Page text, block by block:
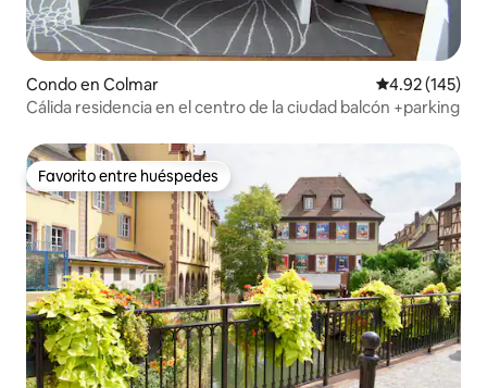
Condo en Colmar Calificación
4.92 (145)
Cálida residencia en el centro de la ciudad balcón +parking
Favorito entre huéspedes
Favorito entre huéspedes